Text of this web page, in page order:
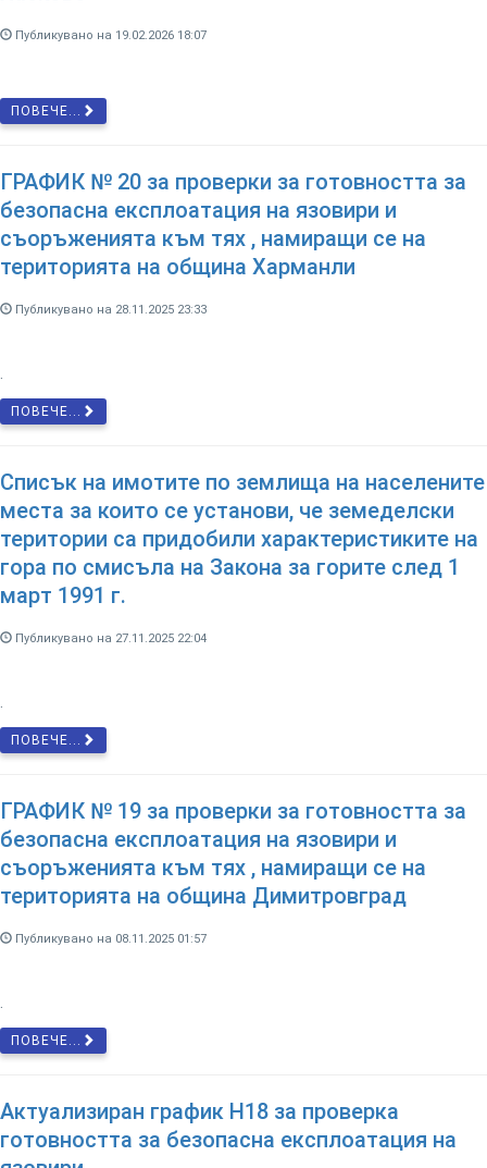
Публикувано на 19.02.2026 18:07
ПОВЕЧЕ...
ГРАФИК № 20 за проверки за готовността за
безопасна експлоатация на язовири и
съоръженията към тях , намиращи се на
територията на община Харманли
Публикувано на 28.11.2025 23:33
.
ПОВЕЧЕ...
Списък на имотите по землища на населените
места за които се установи, че земеделски
територии са придобили характеристиките на
гора по смисъла на Закона за горите след 1
март 1991 г.
Публикувано на 27.11.2025 22:04
.
ПОВЕЧЕ...
ГРАФИК № 19 за проверки за готовността за
безопасна експлоатация на язовири и
съоръженията към тях , намиращи се на
територията на община Димитровград
Публикувано на 08.11.2025 01:57
.
ПОВЕЧЕ...
Актуализиран график Н18 за проверка
готовността за безопасна експлоатация на